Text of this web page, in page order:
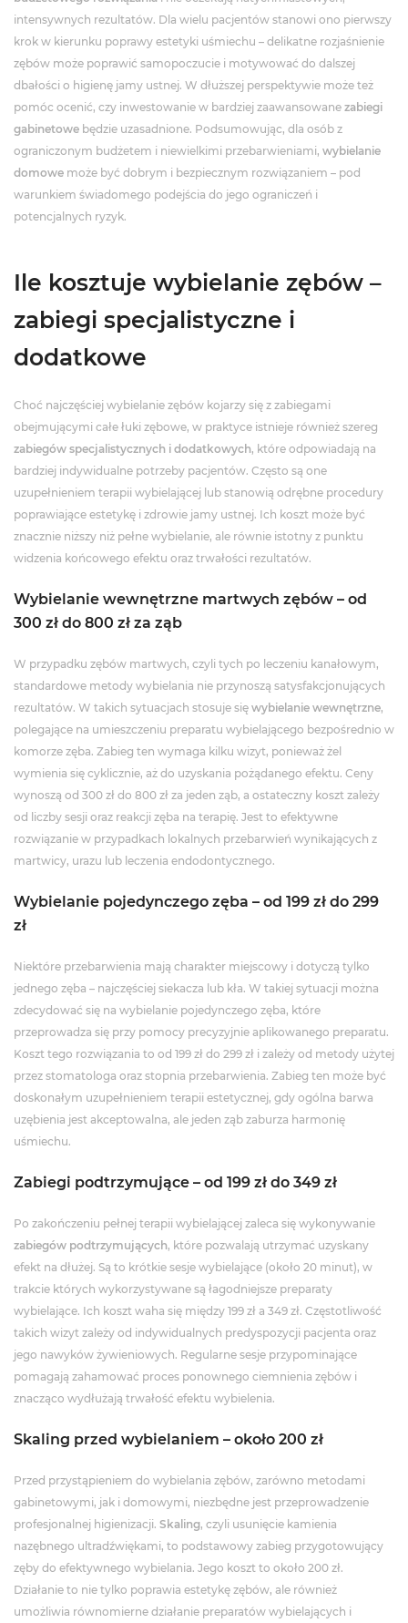
intensywnych rezultatów. Dla wielu pacjentów stanowi ono pierwszy
krok w kierunku poprawy estetyki uśmiechu – delikatne rozjaśnienie
zębów może poprawić samopoczucie i motywować do dalszej
dbałości o higienę jamy ustnej. W dłuższej perspektywie może też
pomóc ocenić, czy inwestowanie w bardziej zaawansowane zabiegi
gabinetowe będzie uzasadnione. Podsumowując, dla osób z
ograniczonym budżetem i niewielkimi przebarwieniami, wybielanie
domowe może być dobrym i bezpiecznym rozwiązaniem – pod
warunkiem świadomego podejścia do jego ograniczeń i
potencjalnych ryzyk.
Ile kosztuje wybielanie zębów –
zabiegi specjalistyczne i
dodatkowe
Choć najczęściej wybielanie zębów kojarzy się z zabiegami
obejmującymi całe łuki zębowe, w praktyce istnieje również szereg
zabiegów specjalistycznych i dodatkowych, które odpowiadają na
bardziej indywidualne potrzeby pacjentów. Często są one
uzupełnieniem terapii wybielającej lub stanowią odrębne procedury
poprawiające estetykę i zdrowie jamy ustnej. Ich koszt może być
znacznie niższy niż pełne wybielanie, ale równie istotny z punktu
widzenia końcowego efektu oraz trwałości rezultatów.
Wybielanie wewnętrzne martwych zębów – od
300 zł do 800 zł za ząb
W przypadku zębów martwych, czyli tych po leczeniu kanałowym,
standardowe metody wybielania nie przynoszą satysfakcjonujących
rezultatów. W takich sytuacjach stosuje się wybielanie wewnętrzne,
polegające na umieszczeniu preparatu wybielającego bezpośrednio w
komorze zęba. Zabieg ten wymaga kilku wizyt, ponieważ żel
wymienia się cyklicznie, aż do uzyskania pożądanego efektu. Ceny
wynoszą od 300 zł do 800 zł za jeden ząb, a ostateczny koszt zależy
od liczby sesji oraz reakcji zęba na terapię. Jest to efektywne
rozwiązanie w przypadkach lokalnych przebarwień wynikających z
martwicy, urazu lub leczenia endodontycznego.
Wybielanie pojedynczego zęba – od 199 zł do 299
zł
Niektóre przebarwienia mają charakter miejscowy i dotyczą tylko
jednego zęba – najczęściej siekacza lub kła. W takiej sytuacji można
zdecydować się na wybielanie pojedynczego zęba, które
przeprowadza się przy pomocy precyzyjnie aplikowanego preparatu.
Koszt tego rozwiązania to od 199 zł do 299 zł i zależy od metody użytej
przez stomatologa oraz stopnia przebarwienia. Zabieg ten może być
doskonałym uzupełnieniem terapii estetycznej, gdy ogólna barwa
uzębienia jest akceptowalna, ale jeden ząb zaburza harmonię
uśmiechu.
Zabiegi podtrzymujące – od 199 zł do 349 zł
Po zakończeniu pełnej terapii wybielającej zaleca się wykonywanie
zabiegów podtrzymujących, które pozwalają utrzymać uzyskany
efekt na dłużej. Są to krótkie sesje wybielające (około 20 minut), w
trakcie których wykorzystywane są łagodniejsze preparaty
wybielające. Ich koszt waha się między 199 zł a 349 zł. Częstotliwość
takich wizyt zależy od indywidualnych predyspozycji pacjenta oraz
jego nawyków żywieniowych. Regularne sesje przypominające
pomagają zahamować proces ponownego ciemnienia zębów i
znacząco wydłużają trwałość efektu wybielenia.
Skaling przed wybielaniem – około 200 zł
Przed przystąpieniem do wybielania zębów, zarówno metodami
gabinetowymi, jak i domowymi, niezbędne jest przeprowadzenie
profesjonalnej higienizacji. Skaling, czyli usunięcie kamienia
nazębnego ultradźwiękami, to podstawowy zabieg przygotowujący
zęby do efektywnego wybielania. Jego koszt to około 200 zł.
Działanie to nie tylko poprawia estetykę zębów, ale również
umożliwia równomierne działanie preparatów wybielających i